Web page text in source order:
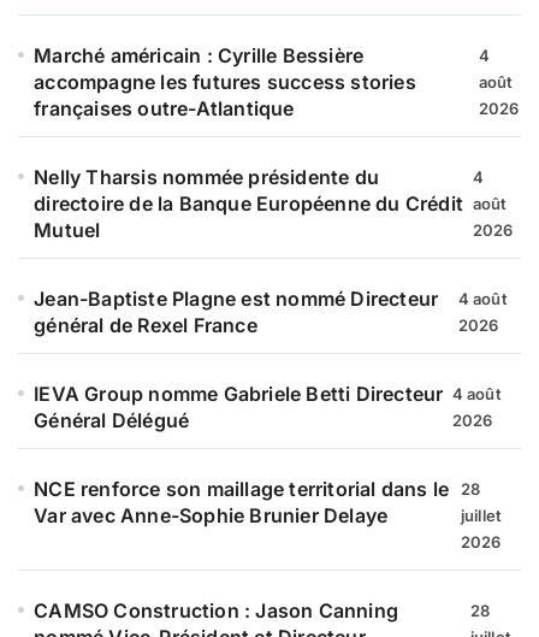
Marché américain : Cyrille Bessière
accompagne les futures success stories
françaises outre-Atlantique
4
août
2026
Nelly Tharsis nommée présidente du
directoire de la Banque Européenne du Crédit
Mutuel
4
août
2026
Jean-Baptiste Plagne est nommé Directeur
général de Rexel France
4 août
2026
IEVA Group nomme Gabriele Betti Directeur
Général Délégué
4 août
2026
NCE renforce son maillage territorial dans le
Var avec Anne-Sophie Brunier Delaye
28
juillet
2026
CAMSO Construction : Jason Canning
28